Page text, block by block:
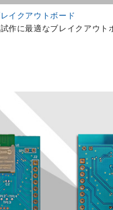
イクアウトボード
作に最適なブレイクアウト